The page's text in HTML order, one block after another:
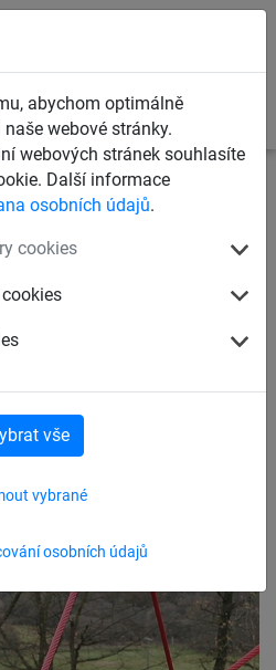
abychom optimálně
webové stránky.
webových stránek souhlasíte
Další informace
osobních údajů.
cookies
osobních údajů
vybrané
vše
pyramidy a věže
PAVOUK 6